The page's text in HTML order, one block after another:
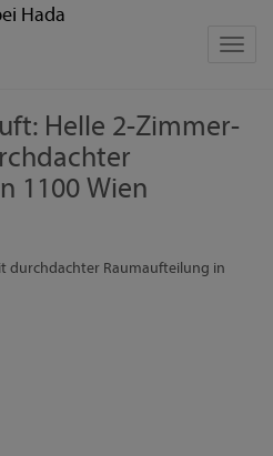
Helle 2-Zimmer-
1100 Wien